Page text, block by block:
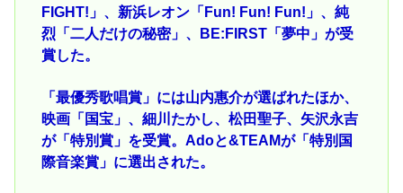
FIGHT!」、新浜レオン「Fun! Fun! Fun!」、純
烈「二人だけの秘密」、BE:FIRST「夢中」が受
賞した。
「最優秀歌唱賞」には山内惠介が選ばれたほか、
映画「国宝」、細川たかし、松田聖子、矢沢永吉
が「特別賞」を受賞。Adoと&TEAMが「特別国
際音楽賞」に選出された。